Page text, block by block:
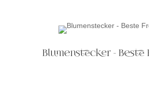
Blumenstecker - Beste